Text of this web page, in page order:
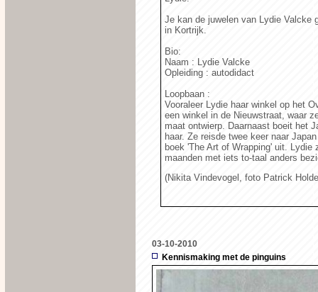
Je kan de juwelen van Lydie Valcke
in Kortrijk.
Bio:
Naam : Lydie Valcke
Opleiding : autodidact
Loopbaan :
Vooraleer Lydie haar winkel op het
een winkel in de Nieuwstraat, waar
maat ontwierp. Daarnaast boeit het
haar. Ze reisde twee keer naar
boek 'The Art of Wrapping' uit.
maanden met iets to-taal anders
(Nikita Vindevogel, foto Patrick
03-10-2010
Kennismaking met de pinguins